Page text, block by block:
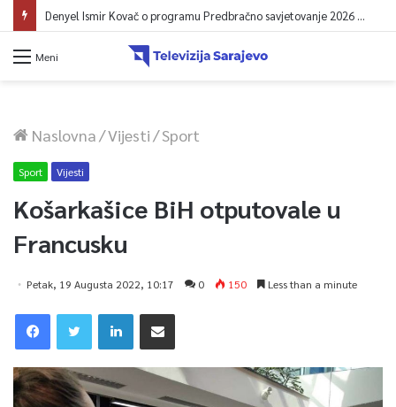
Denyel Ismir Kovač o programu Predbračno savjetovanje 2026 (video)
Meni
Naslovna/Vijesti/Sport
Sport Vijesti
Košarkašice BiH otputovale u
Francusku
Petak, 19 Augusta 2022, 10:17 0 150 Less than a minute